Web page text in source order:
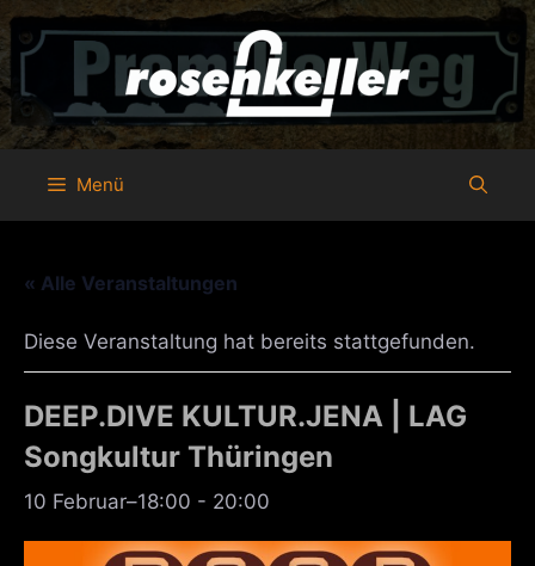
Zum
Inhalt
springen
Menü
« Alle Veranstaltungen
Diese Veranstaltung hat bereits stattgefunden.
DEEP.DIVE KULTUR.JENA | LAG
Songkultur Thüringen
10 Februar–18:00 - 20:00